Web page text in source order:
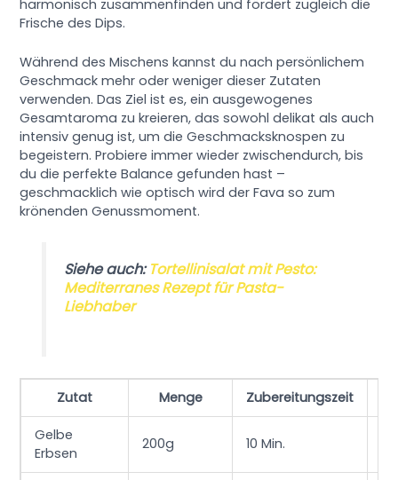
harmonisch zusammenfinden und fördert zugleich die
Frische des Dips.
Während des Mischens kannst du nach persönlichem
Geschmack mehr oder weniger dieser Zutaten
verwenden. Das Ziel ist es, ein ausgewogenes
Gesamtaroma zu kreieren, das sowohl delikat als auch
intensiv genug ist, um die Geschmacksknospen zu
begeistern. Probiere immer wieder zwischendurch, bis
du die perfekte Balance gefunden hast –
geschmacklich wie optisch wird der Fava so zum
krönenden Genussmoment.
Siehe auch:Tortellinisalat mit Pesto:
Mediterranes Rezept für Pasta-
Liebhaber
Zutat Menge Zubereitungszeit
Gelbe
Erbsen
200g 10 Min.